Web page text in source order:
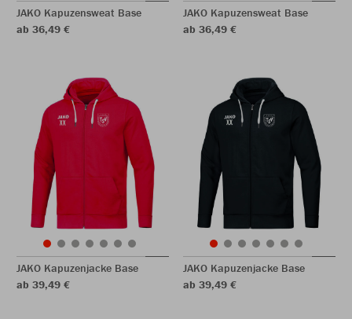
JAKO Kapuzensweat Base
ab 36,49 €
JAKO Kapuzensweat Base
ab 36,49 €
JAKO Kapuzenjacke Base
ab 39,49 €
JAKO Kapuzenjacke Base
ab 39,49 €